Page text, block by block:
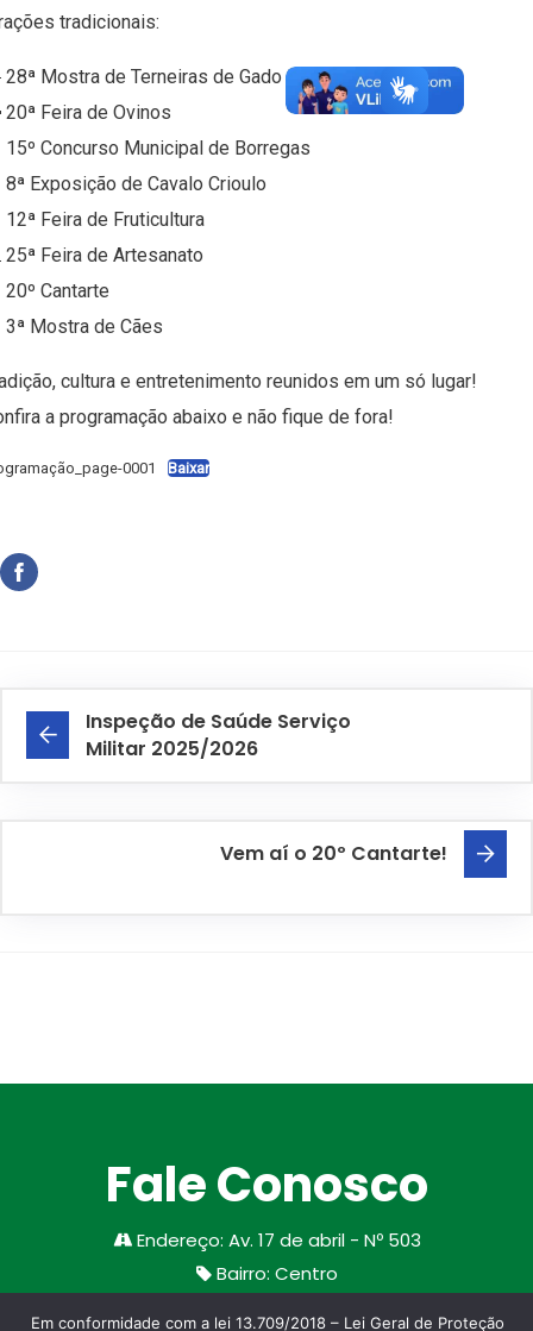
tradicionais:
28ª Mostra de Terneiras de Gado Leiteiro
20ª Feira de Ovinos
15º Concurso Municipal de Borregas
8ª Exposição de Cavalo Crioulo
12ª Feira de Fruticultura
25ª Feira de Artesanato
20º Cantarte
3ª Mostra de Cães
cultura e entretenimento reunidos em um só lugar!
a programação abaixo e não fique de fora!
0001 Baixar
Inspeção de Saúde Serviço
Militar 2025/2026
Vem aí o 20º Cantarte!
Fale Conosco
Endereço: Av. 17 de abril - Nº 503
Bairro: Centro
Em conformidade com a lei 13.709/2018 – Lei Geral de Proteção